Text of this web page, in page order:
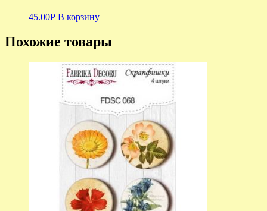
45.00Р В корзину
Похожие товары